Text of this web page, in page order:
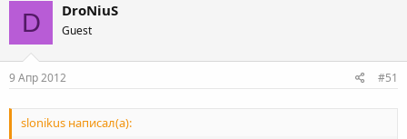
D DroNiuS
Guest
9 Апр 2012 #51
slonikus написал(а):